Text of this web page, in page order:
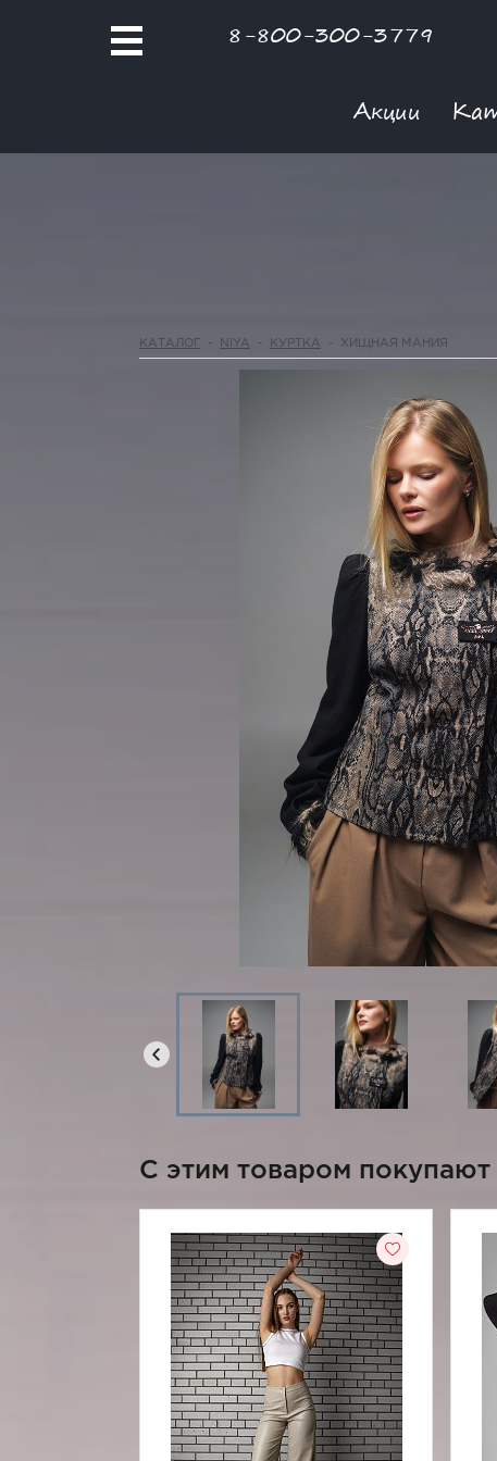
8-800-300-3779
Акции
КАТАЛОГ - NIYA - КУРТКА - ХИЩНАЯ МАНИЯ
C этим товаром покупают